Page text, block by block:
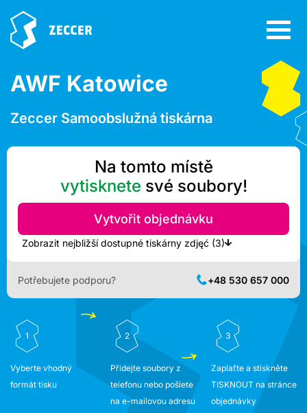
AWF Katowice
Zeccer Samoobslužná tiskárna
Na tomto místě
vytisknete své soubory!
Vytvořit objednávku
Zobrazit nejbližší dostupné tiskárny zdjęć (3)
Potřebujete podporu? +48 530 657 000
1
Vyberte vhodný
formát tisku
2
Přidejte soubory z
telefonu nebo pošlete
na e-mailovou adresu
3
Zaplaťte a stiskněte
TISKNOUT na stránce
objednávky